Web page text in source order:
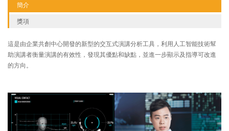
簡介
獎項
這是由企業共創中心開發的新型的交互式演講分析工具，利用人工智能技術幫
助演講者衡量演講的有效性，發現其優點和缺點，並進一步顯示及指導可改進
的方向。